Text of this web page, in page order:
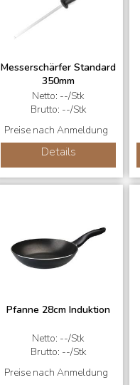
Messerschärfer Standard
350mm
Netto: --/Stk
Brutto: --/Stk
Preise nach Anmeldung
Details
Pfanne 28cm Induktion
Netto: --/Stk
Brutto: --/Stk
Preise nach Anmeldung